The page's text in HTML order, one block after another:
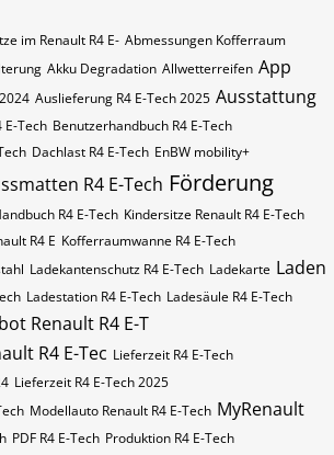
im Renault R4 E- Abmessungen Kofferraum
Akku Degradation Allwetterreifen App
Auslieferung R4 E-Tech 2025 Ausstattung
E-Tech Benutzerhandbuch R4 E-Tech
Dachlast R4 E-Tech EnBW mobility+
R4 E-Tech Förderung
R4 E-Tech Kindersitze Renault R4 E-Tech
R4 E Kofferraumwanne R4 E-Tech
Ladekantenschutz R4 E-Tech Ladekarte Laden
Ladestation R4 E-Tech Ladesäule R4 E-Tech
Renault R4 E-T
R4 E-Tec Lieferzeit R4 E-Tech
Lieferzeit R4 E-Tech 2025
Modellauto Renault R4 E-Tech MyRenault
PDF R4 E-Tech Produktion R4 E-Tech